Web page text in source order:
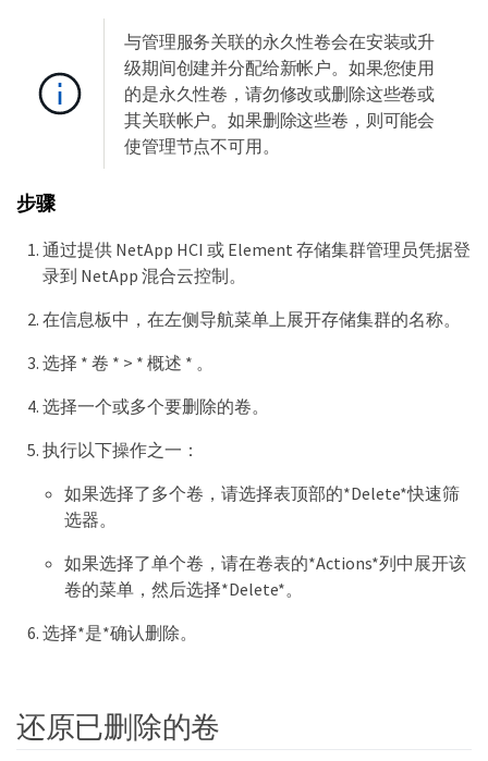
与管理服务关联的永久性卷会在安装或升
级期间创建并分配给新帐户。如果您使用
的是永久性卷，请勿修改或删除这些卷或
其关联帐户。如果删除这些卷，则可能会
使管理节点不可用。
步骤
通过提供 NetApp HCI 或 Element 存储集群管理员凭据登
录到 NetApp 混合云控制。
在信息板中，在左侧导航菜单上展开存储集群的名称。
选择 * 卷 * > * 概述 * 。
选择一个或多个要删除的卷。
执行以下操作之一：
如果选择了多个卷，请选择表顶部的*Delete*快速筛
选器。
如果选择了单个卷，请在卷表的*Actions*列中展开该
卷的菜单，然后选择*Delete*。
选择*是*确认删除。
还原已删除的卷